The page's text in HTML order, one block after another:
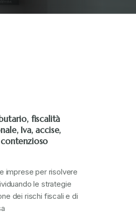
fiscalità
Iva, accise,
imprese per risolvere
le strategie
dei rischi fiscali e di